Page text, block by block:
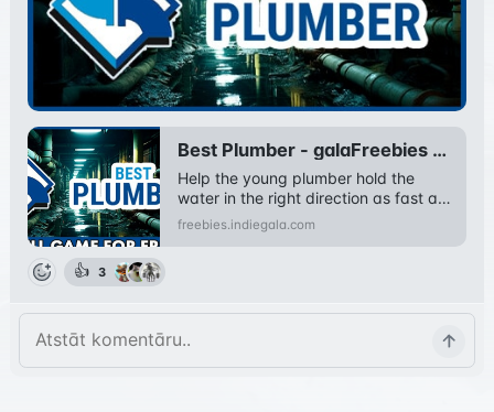
Best Plumber - galaFreebies | Indiegala Showcase
Help the young plumber hold the
water in the right direction as fast as
you can.
freebies.indiegala.com
👍 3